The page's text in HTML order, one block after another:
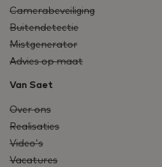
Camerabeveiliging
Buitendetectie
Mistgenerator
Advies op maat
Van Saet
Over ons
Realisaties
Video's
Vacatures